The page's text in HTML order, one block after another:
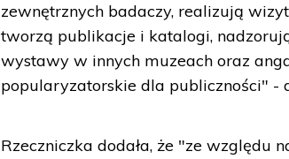
zewnętrznych badaczy, realizują
tworzą publikacje i katalogi,
wystawy w innych muzeach oraz
popularyzatorskie dla publiczności" -
Rzeczniczka dodała, że "ze względu